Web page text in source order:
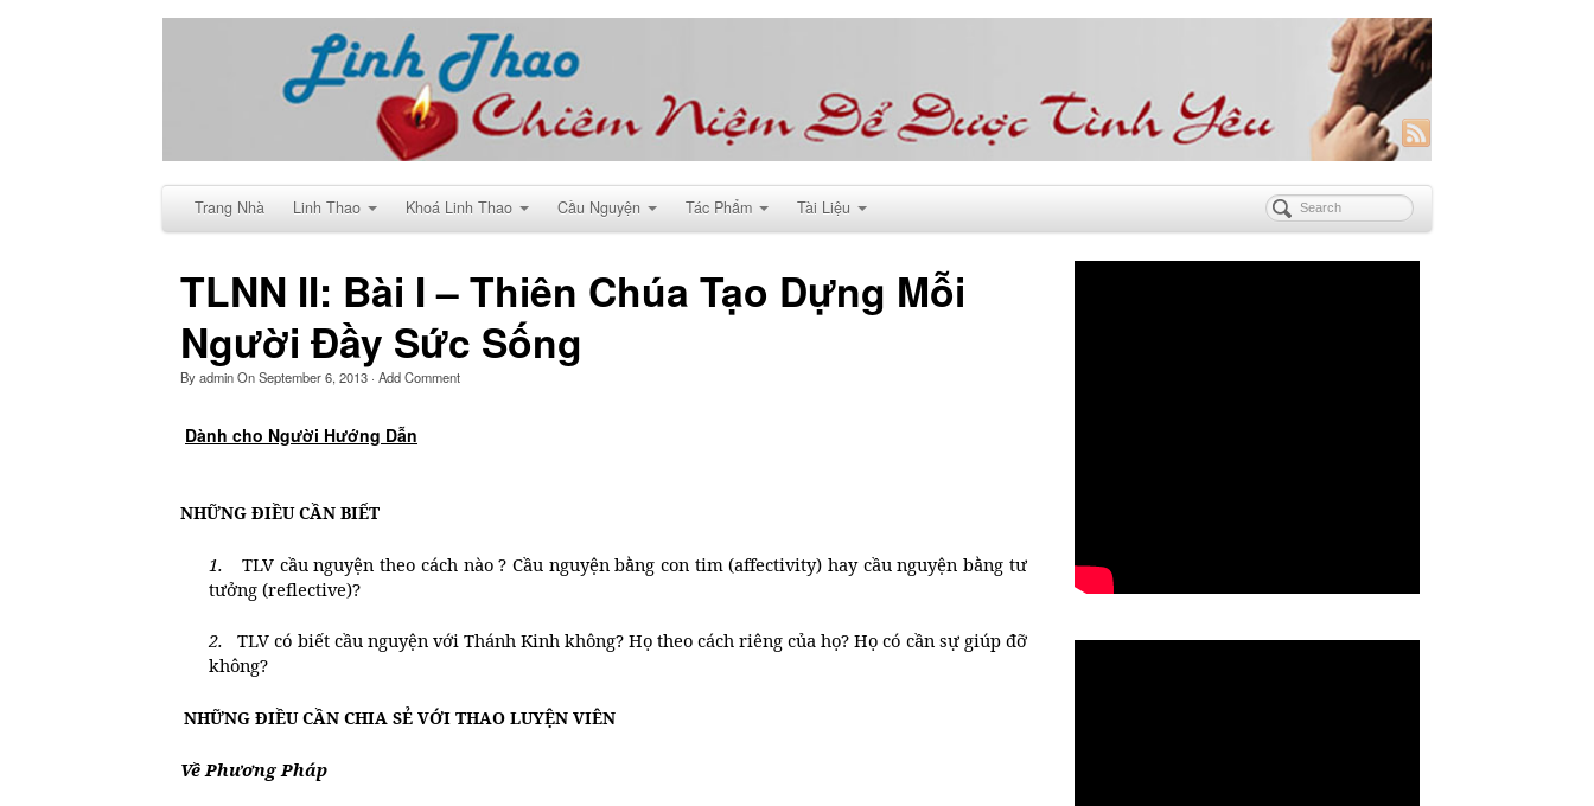
Trang Nhà Linh Thao Khoá Linh Thao Cầu Nguyện Tác Phẩm Tài Liệu
TLNN II: Bài I – Thiên Chúa Tạo Dựng Mỗi
Người Đầy Sức Sống
ByadminOnSeptember 6, 2013 · Add Comment
Dành cho Người Hướng Dẫn
NHỮNG ĐIỀU CẦN BIẾT
1.
TLV cầu nguyện theo cách nào ? Cầu nguyện bằng con tim (affectivity) hay cầu nguyện bằng tư
tưởng (reflective)?
2.
TLV có biết cầu nguyện với Thánh Kinh không? Họ theo cách riêng của họ? Họ có cần sự giúp đỡ
không?
NHỮNG ĐIỀU CẦN CHIA SẺ VỚI THAO LUYỆN VIÊN
Về Phương Pháp